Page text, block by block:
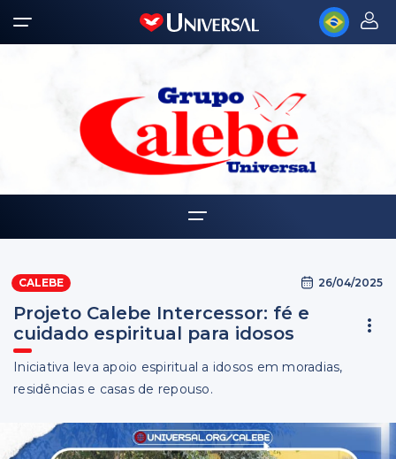
Quem somos
Notícias
CALEBE 26/04/2025
Projeto Calebe Intercessor: fé e
cuidado espiritual para idosos
Iniciativa leva apoio espiritual a idosos em moradias,
residências e casas de repouso.